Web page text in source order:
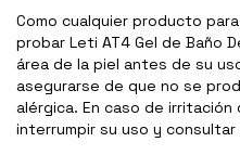
Como cualquier producto
probar Leti AT4 Gel de Baño
área de la piel antes de su
asegurarse de que no se
alérgica. En caso de
interrumpir su uso y